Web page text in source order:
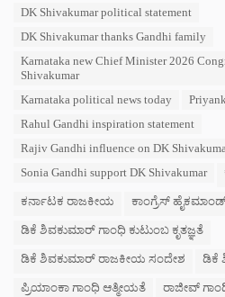
DK Shivakumar political statement
DK Shivakumar thanks Gandhi family
Karnataka new Chief Minister 2026
Shivakumar
Karnataka political news today
Rahul Gandhi inspiration statement
Rajiv Gandhi influence on DK
Sonia Gandhi support DK Shivakumar
ಕರ್ನಾಟಕ ರಾಜಕೀಯ ಕಾಂಗ್ರೆಸ್
ಡಿಕೆ ಶಿವಕುಮಾರ್ ಗಾಂಧಿ ಕುಟುಂಬ ಕೃತಜ್ಞತೆ
ಡಿಕೆ ಶಿವಕುಮಾರ್ ರಾಜಕೀಯ ಸಂದೇಶ ಡಿಕೆ
ಪ್ರಿಯಾಂಕಾ ಗಾಂಧಿ ಆತ್ಮೀಯತೆ ರಾಜೀವ್